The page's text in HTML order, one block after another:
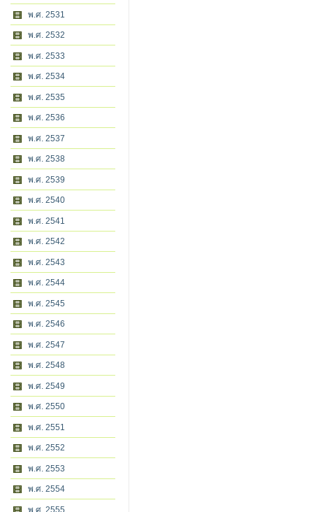
พ.ศ. 2531
พ.ศ. 2532
พ.ศ. 2533
พ.ศ. 2534
พ.ศ. 2535
พ.ศ. 2536
พ.ศ. 2537
พ.ศ. 2538
พ.ศ. 2539
พ.ศ. 2540
พ.ศ. 2541
พ.ศ. 2542
พ.ศ. 2543
พ.ศ. 2544
พ.ศ. 2545
พ.ศ. 2546
พ.ศ. 2547
พ.ศ. 2548
พ.ศ. 2549
พ.ศ. 2550
พ.ศ. 2551
พ.ศ. 2552
พ.ศ. 2553
พ.ศ. 2554
พ.ศ. 2555